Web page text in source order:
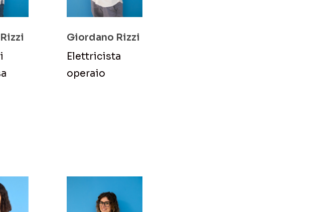
Giordano Rizzi
Elettricista
operaio